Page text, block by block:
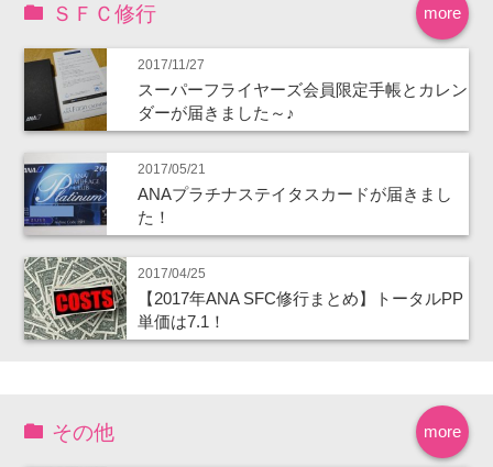
more
ＳＦＣ修行
2017/11/27
スーパーフライヤーズ会員限定手帳とカレン
ダーが届きました～♪
2017/05/21
ANAプラチナステイタスカードが届きまし
た！
2017/04/25
【2017年ANA SFC修行まとめ】トータルPP
単価は7.1！
more
その他